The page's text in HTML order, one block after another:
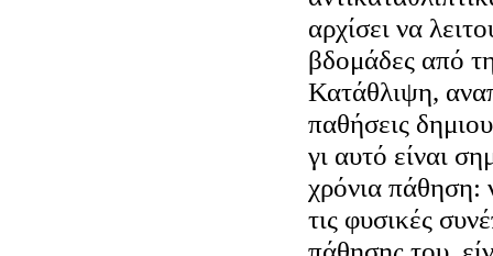
αρχίσει να
βδομάδες από
Κατάθλιψη,
παθήσεις
γι αυτό είναι
χρόνια πάθηση:
τις φυσικές